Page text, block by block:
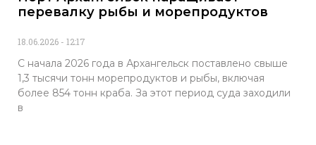
перевалку рыбы и морепродуктов
18.06.2026 12:17
С начала 2026 года в Архангельск поставлено свыше
1,3 тысячи тонн морепродуктов и рыбы, включая
более 854 тонн краба. За этот период суда заходили
в